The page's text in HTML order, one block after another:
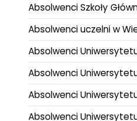
Absolwenci Szkoły
Absolwenci uczelni w
Absolwenci
Absolwenci
Absolwenci
Absolwenci